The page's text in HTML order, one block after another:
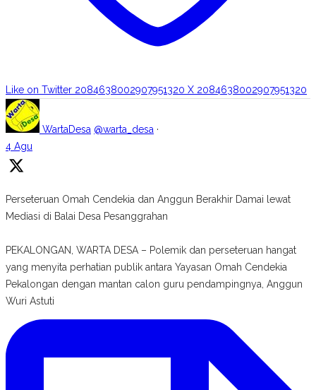
Like on Twitter 2084638002907951320 X 2084638002907951320
WartaDesa @warta_desa ·
4 Agu
Perseteruan Omah Cendekia dan Anggun Berakhir Damai lewat
Mediasi di Balai Desa Pesanggrahan
PEKALONGAN, WARTA DESA – Polemik dan perseteruan hangat
yang menyita perhatian publik antara Yayasan Omah Cendekia
Pekalongan dengan mantan calon guru pendampingnya, Anggun
Wuri Astuti